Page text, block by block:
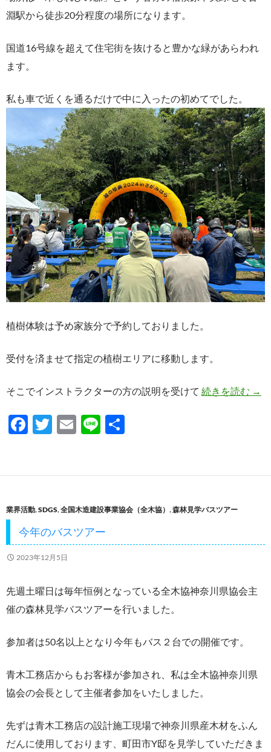
淵駅から徒歩20分程度の場所になります。
国道16号線を超えて住宅街を抜けると豊かな緑があらわれ
ます。
私も車で近くを通るだけで中に入ったの初めてでした。
植樹体験は予め家族分で予約しておりました。
受付を済ませて指定の植樹エリアに移動します。
そこでインストラクターの方の説明を受けて 続きを読む 緑
→
F
b
o
o
k
T
er
E
Li
業界活動,SDGS,全国木造建設事業協会（全木協） ,森林見学バスツアー
今年のバスツアー
2023年12月5日
先週土曜日は毎年恒例となっている全木協神奈川県協会主
催の森林見学バスツアーを行いました。
参加者は50名以上となり今年もバス２台での開催です。
青木工務店からもお客様が参加され、私は全木協神奈川県
協会の会長として主催者参加をいたしました。
先ずは青木工務店の設計施工現場で神奈川県産木材をふん
だんに使用しております、町田市Y邸を見学していただきま